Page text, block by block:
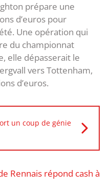
prépare une
d’euros pour
Une opération qui
du championnat
elle dépasserait le
vers Tottenham,
d’euros.
un coup de génie
Rennais répond cash à